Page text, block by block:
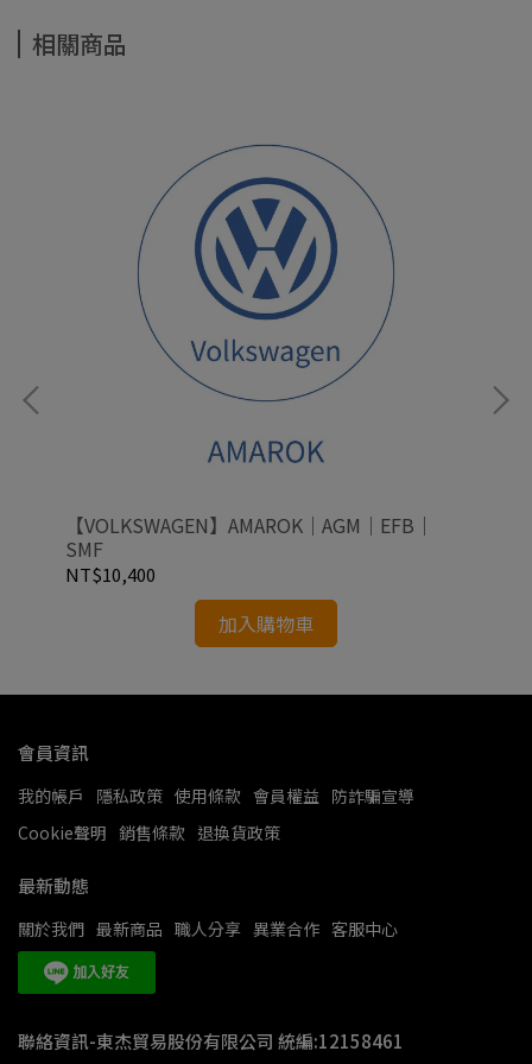
相關商品
【VOLKSWAGEN】AMAROK｜AGM｜EFB｜
SMF
NT$10,400
加入購物車
會員資訊
我的帳戶 隱私政策 使用條款 會員權益 防詐騙宣導
Cookie聲明 銷售條款 退換貨政策
最新動態
關於我們 最新商品 職人分享 異業合作 客服中心
聯絡資訊-東杰貿易股份有限公司 統編:12158461